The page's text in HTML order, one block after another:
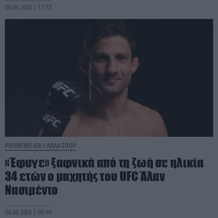
04.08.2026 | 17:52
PRONEWS.GR /ΑΛΛΑ ΣΠΟΡ
«Έφυγε» ξαφνικά από τη ζωή σε ηλικία
34 ετών ο μαχητής του UFC Άλαν
Νασιμέντο
04.08.2026 | 09:44